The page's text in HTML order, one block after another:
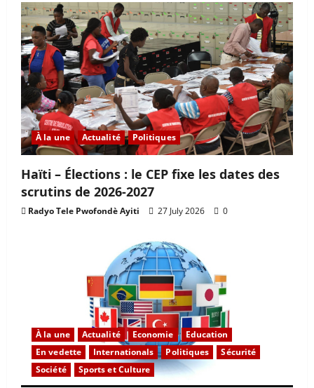
À la une Actualité Politiques
Haïti – Élections : le CEP fixe les dates des
scrutins de 2026-2027
Radyo Tele Pwofondè Ayiti 27 July 2026 0
À la une Actualité Economie
Education
En vedette
Internationals Politiques
Sécurité
Société
Sports et Culture